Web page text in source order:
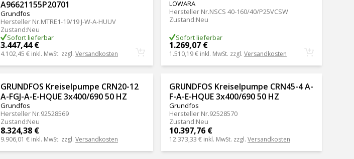
A96621155P20701
Grundfos
Hersteller Nr.MTRE1-19/19 J-W-A-HUUV
Zustand:Neu
Sofort lieferbar
3.447,44 €
4.102,45 € inkl. MwSt. zzgl. Versandkosten
LOWARA
Hersteller Nr.NSCS 40-160/40/P25VCSW
Zustand:Neu
Sofort lieferbar
1.269,07 €
1.510,19 € inkl. MwSt. zzgl. Versandkosten
GRUNDFOS Kreiselpumpe CRN20-12
A-FGJ-A-E-HQUE 3x400/690 50 HZ
Grundfos
Hersteller Nr.92528569
Zustand:Neu
8.324,38 €
9.906,01 € inkl. MwSt. zzgl. Versandkosten
GRUNDFOS Kreiselpumpe CRN45-4 A-
F-A-E-HQUE 3x400/690 50 HZ
Grundfos
Hersteller Nr.92528570
Zustand:Neu
10.397,76 €
12.373,33 € inkl. MwSt. zzgl. Versandkosten